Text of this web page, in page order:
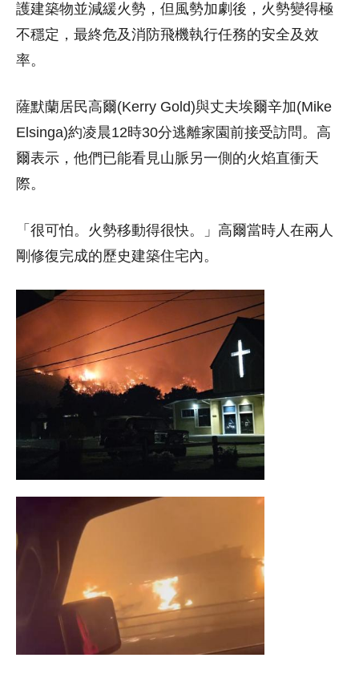
護建築物並減緩火勢，但風勢加劇後，火勢變得極
不穩定，最終危及消防飛機執行任務的安全及效
率。
薩默蘭居民高爾(Kerry Gold)與丈夫埃爾辛加(Mike
Elsinga)約凌晨12時30分逃離家園前接受訪問。高
爾表示，他們已能看見山脈另一側的火焰直衝天
際。
「很可怕。火勢移動得很快。」高爾當時人在兩人
剛修復完成的歷史建築住宅內。